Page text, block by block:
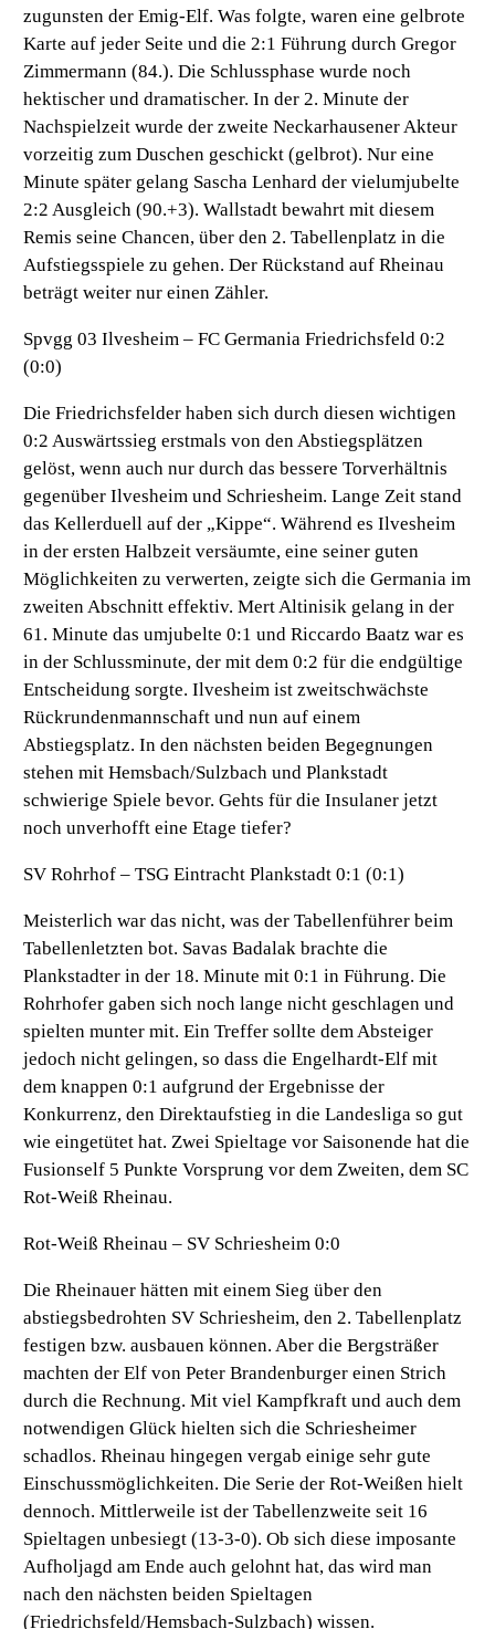
zugunsten der Emig-Elf. Was folgte, waren eine gelbrote
Karte auf jeder Seite und die 2:1 Führung durch Gregor
Zimmermann (84.). Die Schlussphase wurde noch
hektischer und dramatischer. In der 2. Minute der
Nachspielzeit wurde der zweite Neckarhausener Akteur
vorzeitig zum Duschen geschickt (gelbrot). Nur eine
Minute später gelang Sascha Lenhard der vielumjubelte
2:2 Ausgleich (90.+3). Wallstadt bewahrt mit diesem
Remis seine Chancen, über den 2. Tabellenplatz in die
Aufstiegsspiele zu gehen. Der Rückstand auf Rheinau
beträgt weiter nur einen Zähler.
Spvgg 03 Ilvesheim – FC Germania Friedrichsfeld 0:2
(0:0)
Die Friedrichsfelder haben sich durch diesen wichtigen
0:2 Auswärtssieg erstmals von den Abstiegsplätzen
gelöst, wenn auch nur durch das bessere Torverhältnis
gegenüber Ilvesheim und Schriesheim. Lange Zeit stand
das Kellerduell auf der „Kippe“. Während es Ilvesheim
in der ersten Halbzeit versäumte, eine seiner guten
Möglichkeiten zu verwerten, zeigte sich die Germania im
zweiten Abschnitt effektiv. Mert Altinisik gelang in der
61. Minute das umjubelte 0:1 und Riccardo Baatz war es
in der Schlussminute, der mit dem 0:2 für die endgültige
Entscheidung sorgte. Ilvesheim ist zweitschwächste
Rückrundenmannschaft und nun auf einem
Abstiegsplatz. In den nächsten beiden Begegnungen
stehen mit Hemsbach/Sulzbach und Plankstadt
schwierige Spiele bevor. Gehts für die Insulaner jetzt
noch unverhofft eine Etage tiefer?
SV Rohrhof – TSG Eintracht Plankstadt 0:1 (0:1)
Meisterlich war das nicht, was der Tabellenführer beim
Tabellenletzten bot. Savas Badalak brachte die
Plankstadter in der 18. Minute mit 0:1 in Führung. Die
Rohrhofer gaben sich noch lange nicht geschlagen und
spielten munter mit. Ein Treffer sollte dem Absteiger
jedoch nicht gelingen, so dass die Engelhardt-Elf mit
dem knappen 0:1 aufgrund der Ergebnisse der
Konkurrenz, den Direktaufstieg in die Landesliga so gut
wie eingetütet hat. Zwei Spieltage vor Saisonende hat die
Fusionself 5 Punkte Vorsprung vor dem Zweiten, dem SC
Rot-Weiß Rheinau.
Rot-Weiß Rheinau – SV Schriesheim 0:0
Die Rheinauer hätten mit einem Sieg über den
abstiegsbedrohten SV Schriesheim, den 2. Tabellenplatz
festigen bzw. ausbauen können. Aber die Bergsträßer
machten der Elf von Peter Brandenburger einen Strich
durch die Rechnung. Mit viel Kampfkraft und auch dem
notwendigen Glück hielten sich die Schriesheimer
schadlos. Rheinau hingegen vergab einige sehr gute
Einschussmöglichkeiten. Die Serie der Rot-Weißen hielt
dennoch. Mittlerweile ist der Tabellenzweite seit 16
Spieltagen unbesiegt (13-3-0). Ob sich diese imposante
Aufholjagd am Ende auch gelohnt hat, das wird man
nach den nächsten beiden Spieltagen
(Friedrichsfeld/Hemsbach-Sulzbach) wissen.